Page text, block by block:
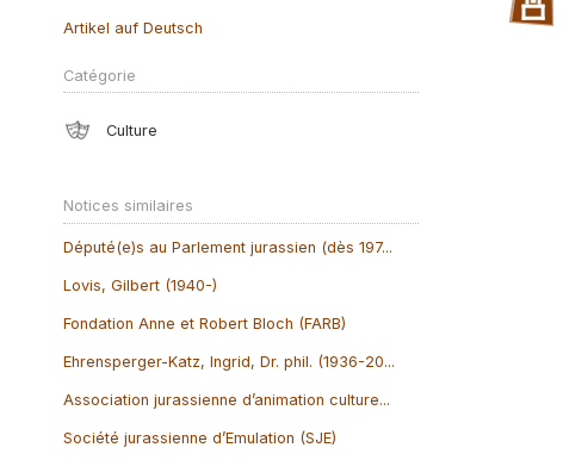
Artikel auf Deutsch
Catégorie
Culture
Notices similaires
Député(e)s au Parlement jurassien (dès 197...
Lovis, Gilbert (1940-)
Fondation Anne et Robert Bloch (FARB)
Ehrensperger-Katz, Ingrid, Dr. phil. (1936-20...
Association jurassienne d’animation culture...
Société jurassienne d’Emulation (SJE)